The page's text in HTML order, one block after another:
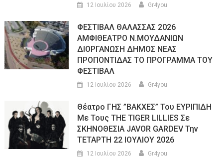
12 Ιουλίου 2026 Gr4you
ΦΕΣΤΙΒΑΛ ΘΑΛΑΣΣΑΣ 2026
ΑΜΦΙΘΕΑΤΡΟ Ν.ΜΟΥΔΑΝΙΩΝ
ΔΙΟΡΓΑΝΩΣΗ ΔΗΜΟΣ ΝΕΑΣ
ΠΡΟΠΟΝΤΙΔΑΣ ΤΟ ΠΡΟΓΡΑΜΜΑ ΤΟΥ
ΦΕΣΤΙΒΑΛ
12 Ιουλίου 2026 Gr4you
Θέατρο ΓΗΣ ”ΒΑΚΧΕΣ” Του ΕΥΡΙΠΙΔΗ
Με Τους THE TIGER LILLIES Σε
ΣΚΗΝΟΘΕΣΙΑ JAVOR GARDEV Την
ΤΕΤΑΡΤΗ 22 ΙΟΥΛΙΟΥ 2026
12 Ιουλίου 2026 Gr4you